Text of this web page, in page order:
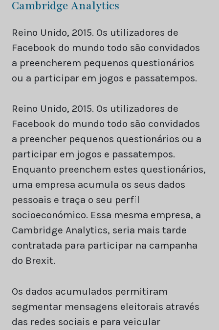
Cambridge Analytics
Reino Unido, 2015. Os utilizadores de
Facebook do mundo todo são convidados
a preencherem pequenos questionários
ou a participar em jogos e passatempos.
Reino Unido, 2015. Os utilizadores de
Facebook do mundo todo são convidados
a preencher pequenos questionários ou a
participar em jogos e passatempos.
Enquanto preenchem estes questionários,
uma empresa acumula os seus dados
pessoais e traça o seu perfil
socioeconómico. Essa mesma empresa, a
Cambridge Analytics, seria mais tarde
contratada para participar na campanha
do Brexit.
Os dados acumulados permitiram
segmentar mensagens eleitorais através
das redes sociais e para veicular